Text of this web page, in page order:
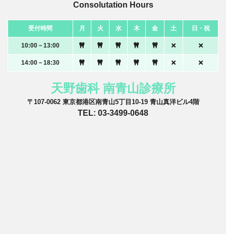
Consolutation Hours
受付時間 月 火 水 木 金 土 日・祝
10:00－13:00
14:00－18:30
天野歯科 南青山診療所
〒107-0062 東京都港区南青山5丁目10-19 青山真洋ビル4階
TEL: 03-3499-0648